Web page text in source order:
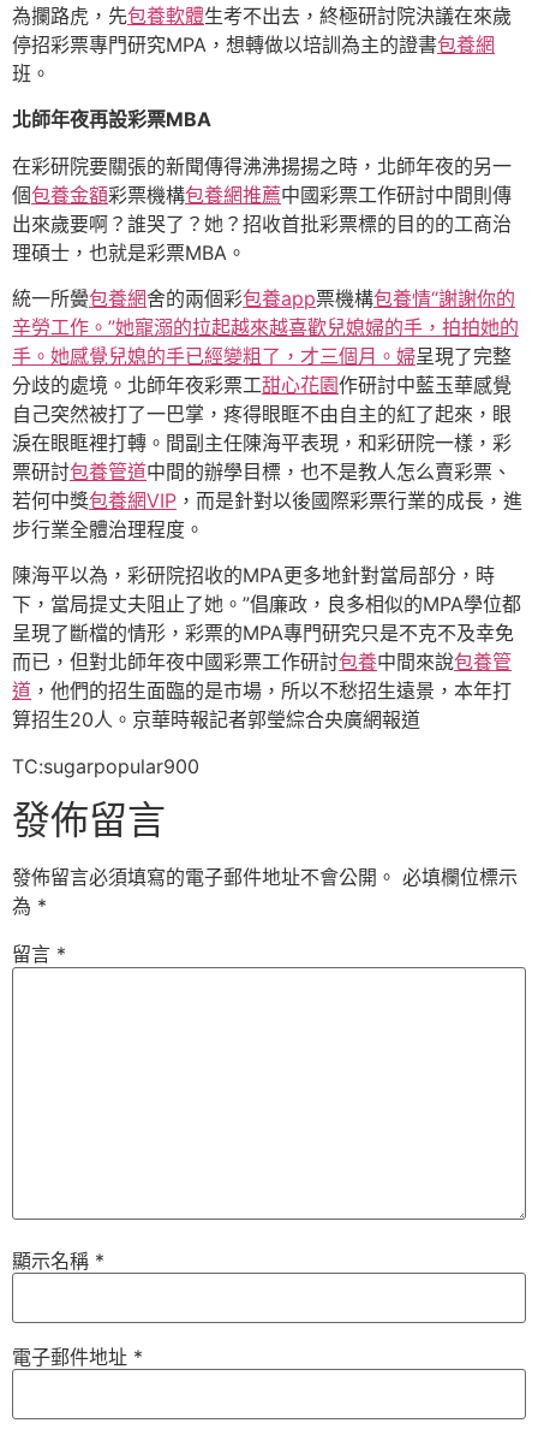
為攔路虎，先包養軟體生考不出去，終極研討院決議在來歲
停招彩票專門研究MPA，想轉做以培訓為主的證書包養網
班。
北師年夜再設彩票MBA
在彩研院要關張的新聞傳得沸沸揚揚之時，北師年夜的另一
個包養金額彩票機構包養網推薦中國彩票工作研討中間則傳
出來歲要啊？誰哭了？她？招收首批彩票標的目的的工商治
理碩士，也就是彩票MBA。
統一所黌包養網舍的兩個彩包養app票機構包養情“謝謝你的
辛勞工作。”她寵溺的拉起越來越喜歡兒媳婦的手，拍拍她的
手。她感覺兒媳的手已經變粗了，才三個月。婦呈現了完整
分歧的處境。北師年夜彩票工甜心花園作研討中藍玉華感覺
自己突然被打了一巴掌，疼得眼眶不由自主的紅了起來，眼
淚在眼眶裡打轉。間副主任陳海平表現，和彩研院一樣，彩
票研討包養管道中間的辦學目標，也不是教人怎么賣彩票、
若何中獎包養網VIP ，而是針對以後國際彩票行業的成長，進
步行業全體治理程度。
陳海平以為，彩研院招收的MPA更多地針對當局部分，時
下，當局提丈夫阻止了她。”倡廉政，良多相似的MPA學位都
呈現了斷檔的情形，彩票的MPA專門研究只是不克不及幸免
而已，但對北師年夜中國彩票工作研討包養中間來說包養管
道 ，他們的招生面臨的是市場，所以不愁招生遠景，本年打
算招生20人。京華時報記者郭瑩綜合央廣網報道
TC:sugarpopular900
發佈留言
發佈留言必須填寫的電子郵件地址不會公開。 必填欄位標示
為 *
留言 *
顯示名稱 *
電子郵件地址 *